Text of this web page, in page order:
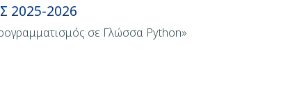
2026
σε Γλώσσα Python»